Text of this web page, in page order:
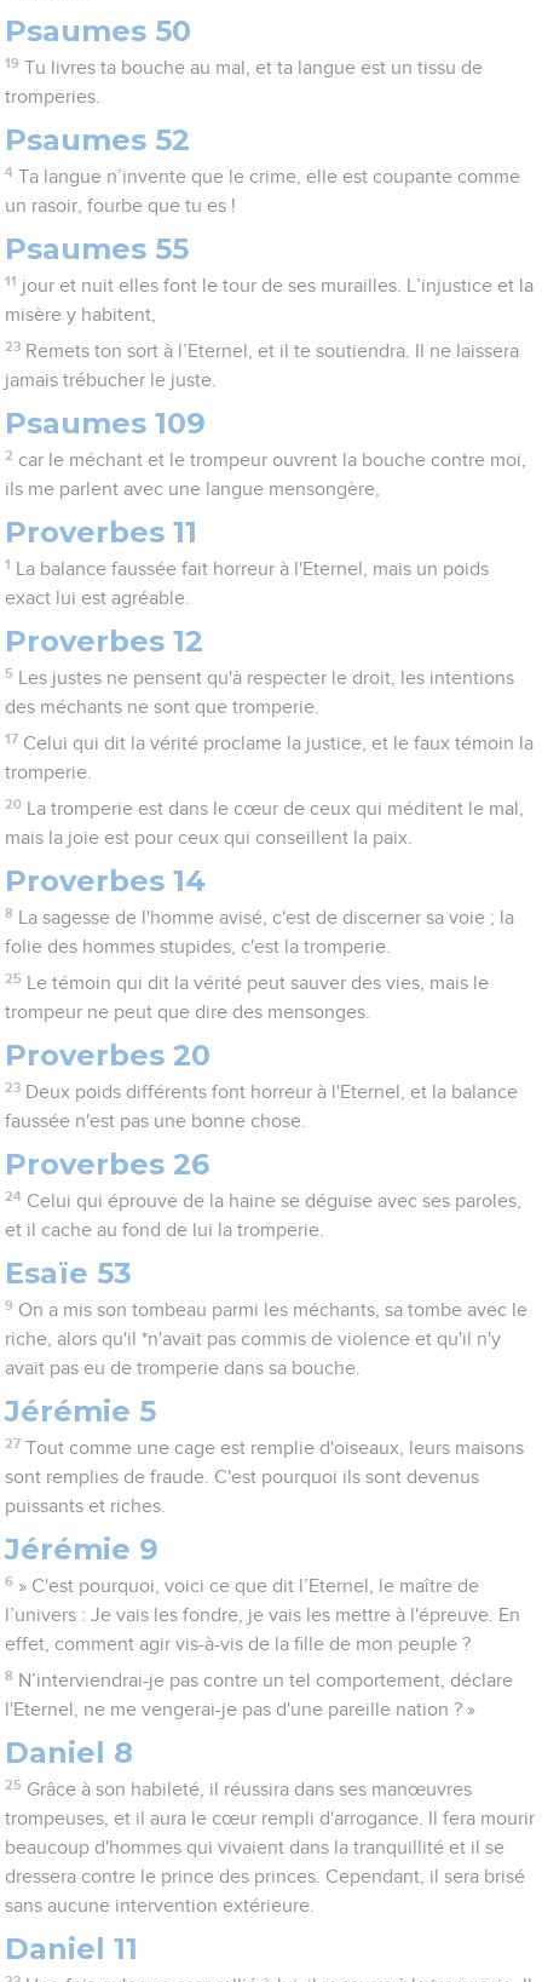
Psaumes 50
19 Tu livres ta bouche au mal, et ta langue est un tissu de
tromperies.
Psaumes 52
4 Ta langue n’invente que le crime, elle est coupante comme
un rasoir, fourbe que tu es !
Psaumes 55
11 jour et nuit elles font le tour de ses murailles. L’injustice et la
misère y habitent,
23 Remets ton sort à l’Eternel, et il te soutiendra. Il ne laissera
jamais trébucher le juste.
Psaumes 109
2 car le méchant et le trompeur ouvrent la bouche contre moi,
ils me parlent avec une langue mensongère,
Proverbes 11
1
La balance faussée fait horreur à l'Eternel, mais un poids
exact lui est agréable.
Proverbes 12
5
Les justes ne pensent qu'à respecter le droit, les intentions
des méchants ne sont que tromperie.
17 Celui qui dit la vérité proclame la justice, et le faux témoin la
tromperie.
20
La tromperie est dans le cœur de ceux qui méditent le mal,
mais la joie est pour ceux qui conseillent la paix.
Proverbes 14
8
La sagesse de l'homme avisé, c'est de discerner sa voie ; la
folie des hommes stupides, c'est la tromperie.
25
Le témoin qui dit la vérité peut sauver des vies, mais le
trompeur ne peut que dire des mensonges.
Proverbes 20
23 Deux poids différents font horreur à l'Eternel, et la balance
faussée n'est pas une bonne chose.
Proverbes 26
24 Celui qui éprouve de la haine se déguise avec ses paroles,
et il cache au fond de lui la tromperie.
Esaïe 53
9 On a mis son tombeau parmi les méchants, sa tombe avec le
riche, alors qu'il *n'avait pas commis de violence et qu'il n'y
avait pas eu de tromperie dans sa bouche.
Jérémie 5
27 Tout comme une cage est remplie d'oiseaux, leurs maisons
sont remplies de fraude. C'est pourquoi ils sont devenus
puissants et riches.
Jérémie 9
6 » C'est pourquoi, voici ce que dit l’Eternel, le maître de
l’univers : Je vais les fondre, je vais les mettre à l'épreuve. En
effet, comment agir vis-à-vis de la fille de mon peuple ?
8 N’interviendrai-je pas contre un tel comportement, déclare
l'Eternel, ne me vengerai-je pas d'une pareille nation ? »
Daniel 8
25 Grâce à son habileté, il réussira dans ses manœuvres
trompeuses, et il aura le cœur rempli d'arrogance. Il fera mourir
beaucoup d'hommes qui vivaient dans la tranquillité et il se
dressera contre le prince des princes. Cependant, il sera brisé
sans aucune intervention extérieure.
Daniel 11